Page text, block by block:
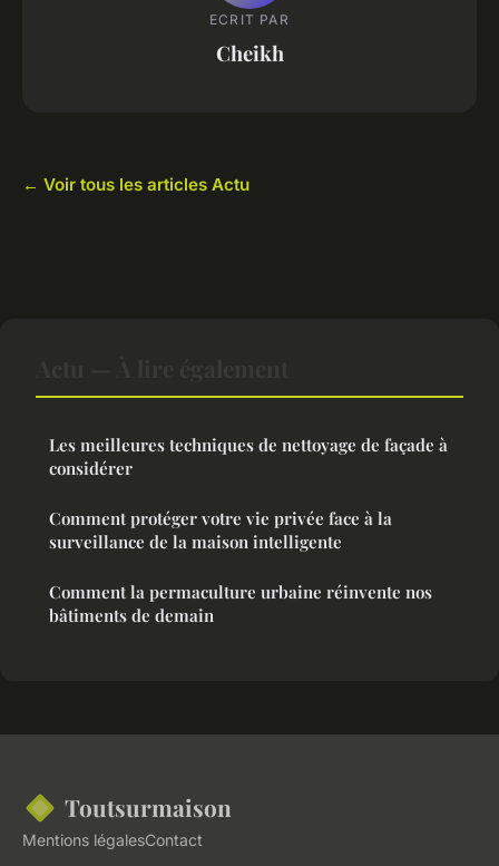
ECRIT PAR
Cheikh
← Voir tous les articles Actu
Les meilleures techniques de nettoyage de façade à
considérer
Comment protéger votre vie privée face à la
surveillance de la maison intelligente
Comment la permaculture urbaine réinvente nos
bâtiments de demain
Toutsurmaison
Mentions légalesContact